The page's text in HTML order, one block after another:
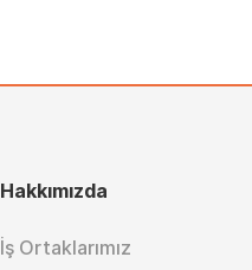
Hakkımızda
İş Ortaklarımız